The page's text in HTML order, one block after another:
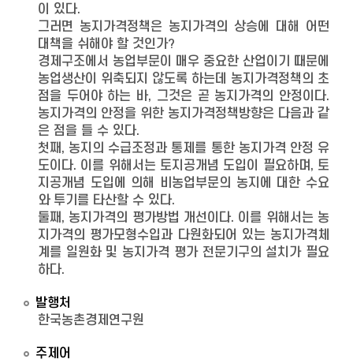
이 있다.
그러면 농지가격정책은 농지가격의 상승에 대해 어떤
대책을 쉬해야 할 것인가?
경제구조에서 농업부문이 매우 중요한 산업이기 때문에
농업생산이 위축되지 않도록 하는데 농지가격정책의 초
점을 두어야 하는 바, 그것은 곧 농지가격의 안정이다.
농지가격의 안정을 위한 농지가격정책방향은 다음과 같
은 점을 들 수 있다.
첫째, 농지의 수급조정과 통제를 통한 농지가격 안정 유
도이다. 이를 위해서는 토지공개념 도입이 필요하며, 토
지공개념 도입에 의해 비농업부문의 농지에 대한 수요
와 투기를 타산할 수 있다.
둘째, 농지가격의 평가방법 개선이다. 이를 위해서는 농
지가격의 평가모형수입과 다원화되어 있는 농지가격체
계를 일원화 및 농지가격 평가 전문기구의 설치가 필요
하다.
발행처
한국농촌경제연구원
주제어